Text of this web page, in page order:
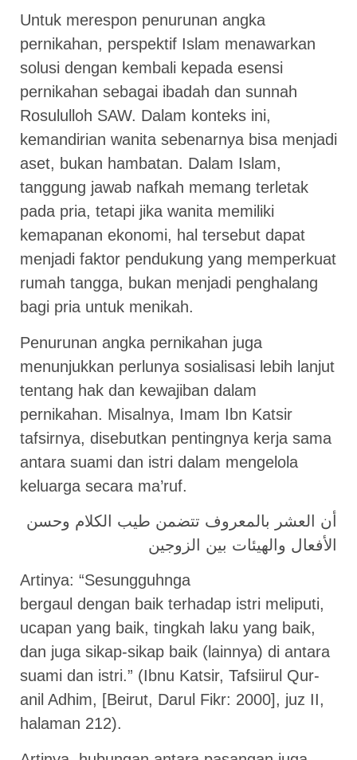
Untuk merespon penurunan angka
pernikahan, perspektif Islam menawarkan
solusi dengan kembali kepada esensi
pernikahan sebagai ibadah dan sunnah
Rosululloh SAW. Dalam konteks ini,
kemandirian wanita sebenarnya bisa menjadi
aset, bukan hambatan. Dalam Islam,
tanggung jawab nafkah memang terletak
pada pria, tetapi jika wanita memiliki
kemapanan ekonomi, hal tersebut dapat
menjadi faktor pendukung yang memperkuat
rumah tangga, bukan menjadi penghalang
bagi pria untuk menikah.
Penurunan angka pernikahan juga
menunjukkan perlunya sosialisasi lebih lanjut
tentang hak dan kewajiban dalam
pernikahan. Misalnya, Imam Ibn Katsir
tafsirnya, disebutkan pentingnya kerja sama
antara suami dan istri dalam mengelola
keluarga secara ma’ruf.
أن العشر بالمعروف تتضمن طيب الكلام وحسن
الأفعال والهيئات بين الزوجين
Artinya: “Sesungguhnga
bergaul dengan baik terhadap istri meliputi,
ucapan yang baik, tingkah laku yang baik,
dan juga sikap-sikap baik (lainnya) di antara
suami dan istri.” (Ibnu Katsir, Tafsiirul Qur-
anil Adhim, [Beirut, Darul Fikr: 2000], juz II,
halaman 212).